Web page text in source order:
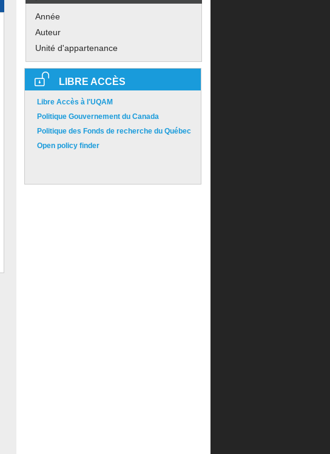
Année
Auteur
Unité d'appartenance
LIBRE ACCÈS
Libre Accès à l'UQAM
Politique Gouvernement du Canada
Politique des Fonds de recherche du Québec
Open policy finder